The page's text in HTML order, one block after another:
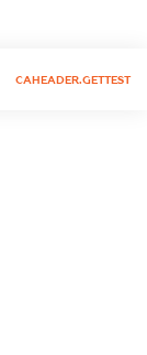
CAHEADER.GETTEST